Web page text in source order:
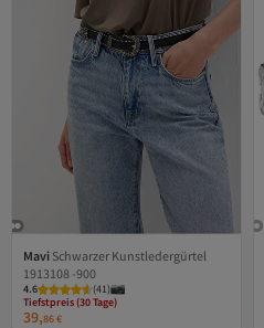
Mavi Schwarzer Kunstledergürtel
1913108 -900
4.6 (41)
Tiefstpreis (30 Tage)
Versand Kostenlos
Gratis Versand
Tiefstpreis (30 Tage)
39,86€